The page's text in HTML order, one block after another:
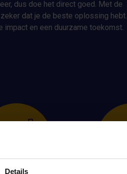
Details
dus doe het direct goed. Met de
dat je de beste oplossing hebt.
en een duurzame toekomst.